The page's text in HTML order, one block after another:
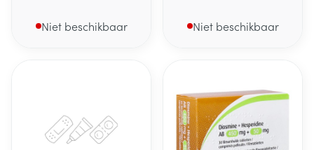
Niet beschikbaar Niet beschikbaar